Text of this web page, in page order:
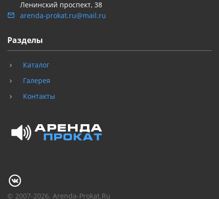
Ленинский проспект, 38
arenda-prokat.ru@mail.ru
Разделы
Каталог
Галерея
Контакты
© 2007-2026. Arenda-Prokat.Ru